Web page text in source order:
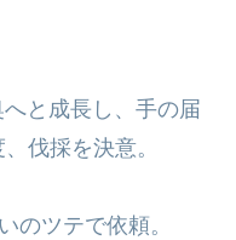
と成長し、手の届
伐採を決意。
のツテで依頼。